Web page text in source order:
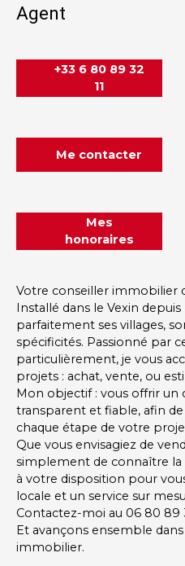
Agent
+33 6 80 89 32
11
Me contacter
Mes
honoraires
Votre conseiller immobilier
Installé dans le Vexin
parfaitement ses villages,
spécificités. Passionné par
particulièrement, je vous
projets : achat, vente, ou
Mon objectif : vous offrir un
transparent et fiable, afin
chaque étape de votre
Que vous envisagiez de
simplement de connaître la
à votre disposition pour
locale et un service sur
Contactez-moi au 06 80 89
Et avançons ensemble
immobilier.